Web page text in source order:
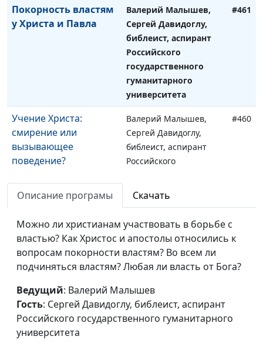
Покорность властям
у Христа и Павла
Валерий Малышев,
Сергей Давидоглу,
библеист, аспирант
Российского
государственного
гуманитарного
университета
#461
Учение Христа:
смирение или
вызывающее
поведение?
Валерий Малышев,
Сергей Давидоглу,
библеист, аспирант
Российского
#460
Родословные Христа:
читать или
пропускать?
Валерий Малышев,
Сергей Давидоглу,
библеист, аспирант
Российского
гуманитарного
университета
Зло мира и
Описание програмы Скачать
Можно ли христианам участвовать в борьбе с
властью? Как Христос и апостолы относились к
вопросам покорности властям? Во всем ли
подчиняться властям? Любая ли власть от Бога?
Ведущий: Валерий Малышев
Гость: Сергей Давидоглу, библеист, аспирант
Российского государственного гуманитарного
университета